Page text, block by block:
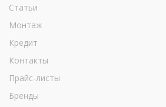
Статьи
Монтаж
Кредит
Контакты
Прайс-листы
Бренды